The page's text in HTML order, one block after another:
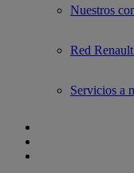
Nuestros
Red
Servicios a